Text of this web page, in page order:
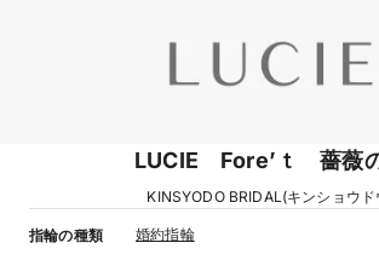
LUCIE Fore’ｔ 薔薇
KINSYODO BRIDAL(キンショウド
指輪の種類 婚約指輪